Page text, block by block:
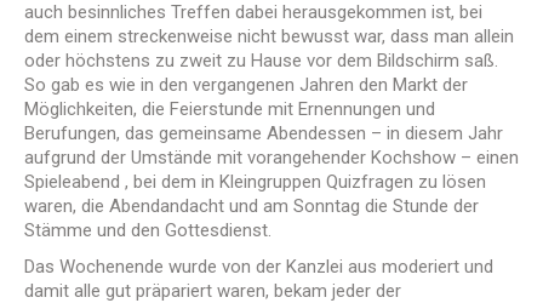
auch besinnliches Treffen dabei herausgekommen ist, bei
dem einem streckenweise nicht bewusst war, dass man allein
oder höchstens zu zweit zu Hause vor dem Bildschirm saß.
So gab es wie in den vergangenen Jahren den Markt der
Möglichkeiten, die Feierstunde mit Ernennungen und
Berufungen, das gemeinsame Abendessen – in diesem Jahr
aufgrund der Umstände mit vorangehender Kochshow – einen
Spieleabend , bei dem in Kleingruppen Quizfragen zu lösen
waren, die Abendandacht und am Sonntag die Stunde der
Stämme und den Gottesdienst.
Das Wochenende wurde von der Kanzlei aus moderiert und
damit alle gut präpariert waren, bekam jeder der